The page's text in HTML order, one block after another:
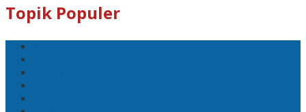
Topik Populer